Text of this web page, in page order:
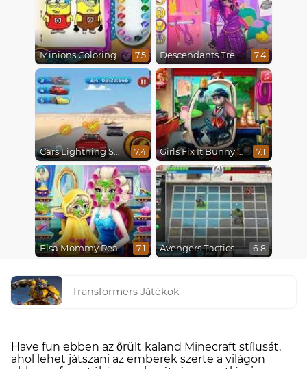
Minions Coloring Book 7.5 Descendants Trendsetters 7.4
Cars Lightning Speed 7.4 Girls Fix It Bunny Car 7.1
Elsa Mommy Real Makeover 7.1 Avengers Tactics 6.8
Transformers Játékok
Have fun ebben az őrült kaland Minecraft stílusát,
ahol lehet játszani az emberek szerte a világon